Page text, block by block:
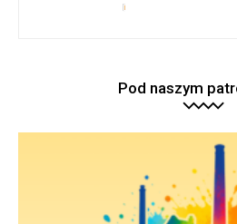
Pod naszym